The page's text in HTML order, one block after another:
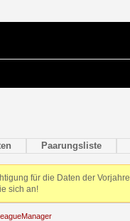
Paarungsliste
für die Daten der Vorjahre
sich an!